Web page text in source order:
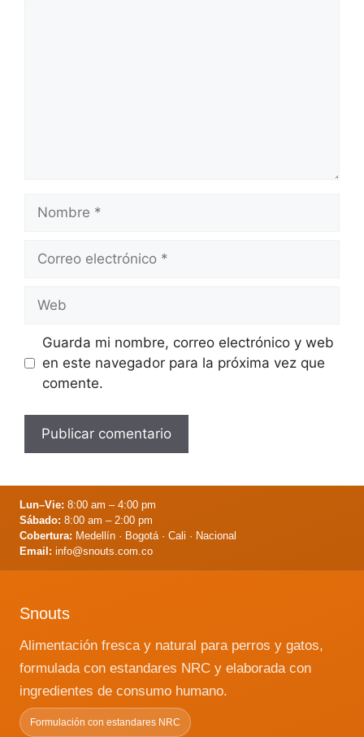
Nombre
Correo
Web
Guarda mi nombre, correo electrónico y web
en este navegador para la próxima vez que
comente.
Lun–Vie: 8:00 am – 4:00 pm
Sábado: 8:00 am – 2:00 pm
Cobertura: Medellín · Bogotá · Cali · Nacional
Email: info@snouts.com.co
Snouts
Alimentación fresca y natural para perros y gatos,
formulada con estandares NRC y elaborada con
ingredientes de consumo humano.
Formulación con estandares NRC